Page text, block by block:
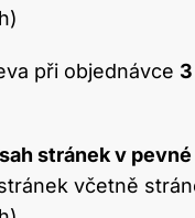
při objednávce
stránek v
včetně